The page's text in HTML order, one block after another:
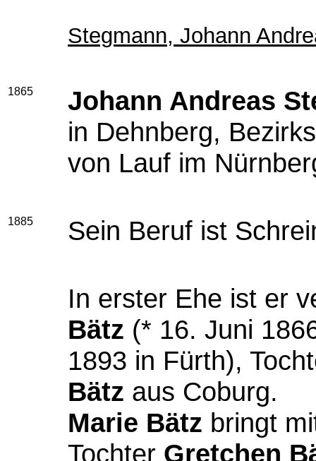
Stegmann, Johann
1865
Johann Andreas
in Dehnberg,
von Lauf im
1885 Sein Beruf ist
In erster Ehe ist er
Bätz (* 16. Juni
1893 in Fürth),
Bätz aus Coburg.
Marie Bätz bringt
Tochter Gretchen